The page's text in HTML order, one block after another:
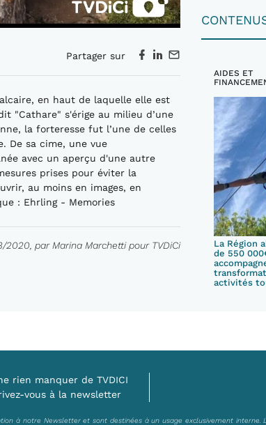
Partager sur
en haut de laquelle elle est
"Cathare" s'érige au milieu d’une
la forteresse fut l’une de celles
De sa cime, une vue
avec un aperçu d'une autre
prises pour éviter la
au moins en images, en
: Ehrling - Memories
2020, par Marina Marchetti pour TVDiCi
AIDES ET
La Région
de 550
activités
rien manquer de TVDICI
vous à la newsletter
à notre Newsletter et sont destinées à un usage exclusivement